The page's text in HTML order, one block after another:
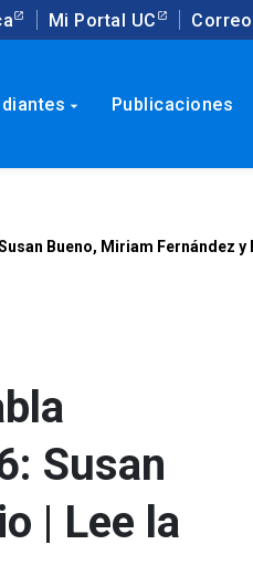
Mi Portal UC Correo
arrow_drop_down Publicaciones
Bueno, Miriam Fernández y
Susan
| Lee la